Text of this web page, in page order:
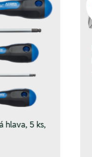
hlava, 5 ks,